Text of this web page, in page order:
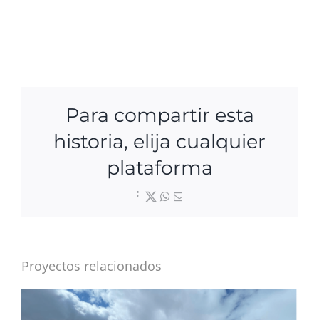
Para compartir esta
historia, elija cualquier
plataforma
Facebook
X WhatsApp
Proyectos relacionados